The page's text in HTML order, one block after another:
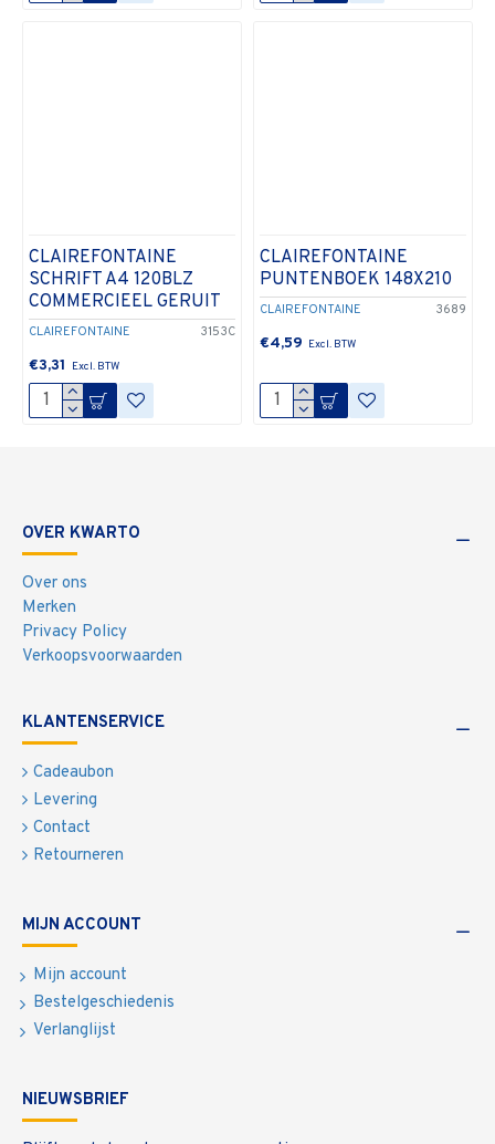
CLAIREFONTAINE 3153C
CLAIREFONTAINE
SCHRIFT A4 120BLZ
COMMERCIEEL GERUIT
€3,31
CLAIREFONTAINE 3689
CLAIREFONTAINE
PUNTENBOEK 148X210
€4,59
OVER KWARTO
Over ons
Merken
Privacy Policy
Verkoopsvoorwaarden
KLANTENSERVICE
Cadeaubon
Levering
Contact
Retourneren
MIJN ACCOUNT
Mijn account
Bestelgeschiedenis
Verlanglijst
NIEUWSBRIEF